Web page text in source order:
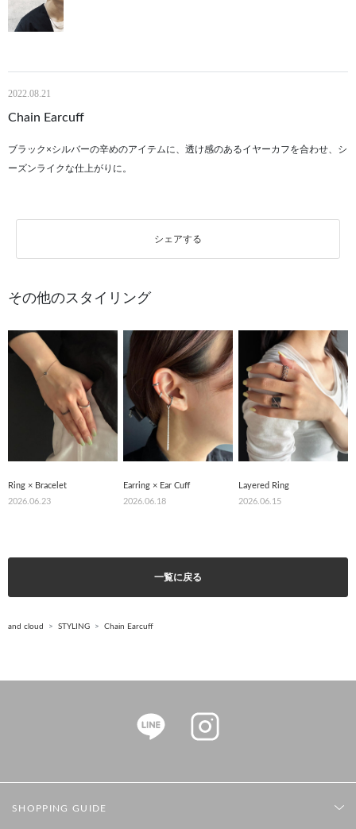
2022.08.21
Chain Earcuff
ブラック×シルバーの辛めのアイテムに、透け感のあるイヤーカフを合わせ、シ
ーズンライクな仕上がりに。
シェアする
その他のスタイリング
Ring × Bracelet
2026.06.23
Earring × Ear Cuff
2026.06.18
Layered Ring
2026.06.15
一覧に戻る
and cloud STYLING Chain Earcuff
SHOPPING GUIDE